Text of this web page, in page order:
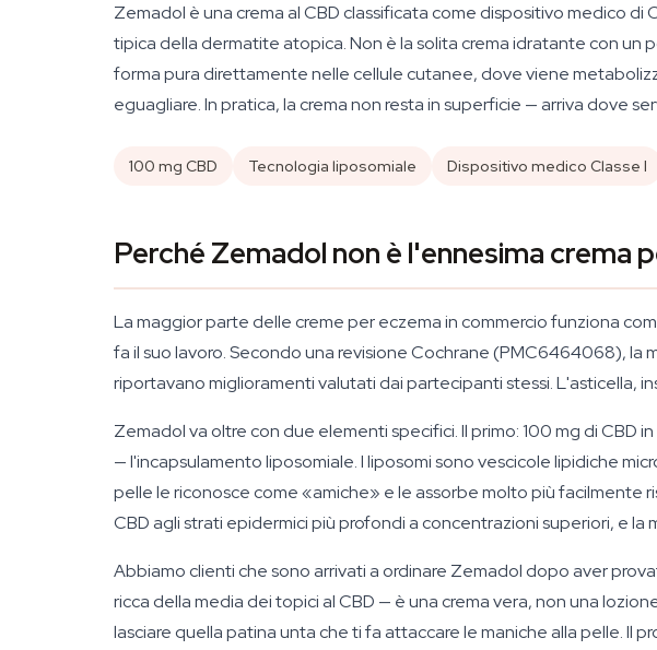
Zemadol è una crema al CBD classificata come dispositivo medico
tipica della dermatite atopica. Non è la solita crema idratante con un
forma pura direttamente nelle cellule cutanee, dove viene
eguagliare. In pratica, la crema non resta in superficie — arriva dove
100 mg CBD Tecnologia liposomiale Dispositivo medico Classe I
Perché Zemadol non è l'ennesima crema
La maggior parte delle creme per eczema in commercio funziona
fa il suo lavoro. Secondo una revisione Cochrane (PMC6464068),
riportavano miglioramenti valutati dai partecipanti stessi. L'asticella,
Zemadol va oltre con due elementi specifici. Il primo: 100 mg di CBD
— l'incapsulamento liposomiale. I liposomi sono vescicole lipidiche
pelle le riconosce come «amiche» e le assorbe molto più facilmente
CBD agli strati epidermici più profondi a concentrazioni superiori, e
Abbiamo clienti che sono arrivati a ordinare Zemadol dopo aver
ricca della media dei topici al CBD — è una crema vera, non una
lasciare quella patina unta che ti fa attaccare le maniche alla pelle. Il